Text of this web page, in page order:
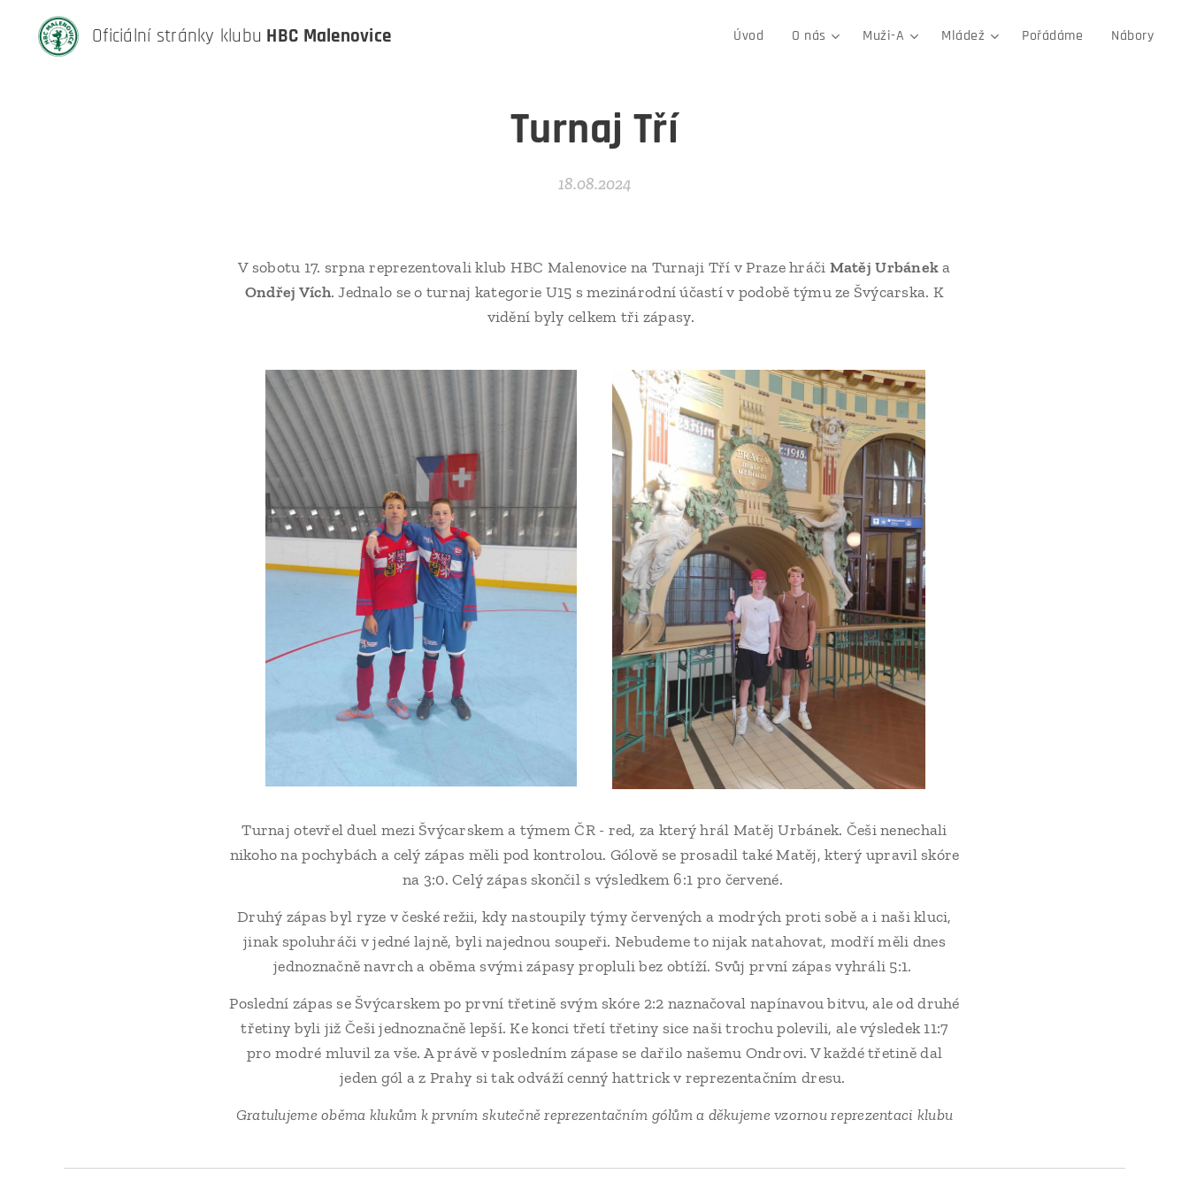
Oficiální stránky klubu HBC Malenovice Úvod O nás Muži-A Mládež Pořádáme Nábory
Turnaj Tří
18.08.2024
V sobotu 17. srpna reprezentovali klub HBC Malenovice na Turnaji Tří v Praze hráči Matěj Urbáneka
Ondřej Vích. Jednalo se o turnaj kategorie U15 s mezinárodní účastí v podobě týmu ze Švýcarska. K
vidění byly celkem tři zápasy.
Turnaj otevřel duel mezi Švýcarskem a týmem ČR - red, za který hrál Matěj Urbánek. Češi nenechali
nikoho na pochybách a celý zápas měli pod kontrolou. Gólově se prosadil také Matěj, který upravil skóre
na 3:0. Celý zápas skončil s výsledkem 6:1 pro červené.
Druhý zápas byl ryze v české režii, kdy nastoupily týmy červených a modrých proti sobě a i naši kluci,
jinak spoluhráči v jedné lajně, byli najednou soupeři. Nebudeme to nijak natahovat, modří měli dnes
jednoznačně navrch a oběma svými zápasy propluli bez obtíží. Svůj první zápas vyhráli 5:1.
Poslední zápas se Švýcarskem po první třetině svým skóre 2:2 naznačoval napínavou bitvu, ale od druhé
třetiny byli již Češi jednoznačně lepší. Ke konci třetí třetiny sice naši trochu polevili, ale výsledek 11:7
pro modré mluvil za vše. A právě v posledním zápase se dařilo našemu Ondrovi. V každé třetině dal
jeden gól a z Prahy si tak odváží cenný hattrick v reprezentačním dresu.
Gratulujeme oběma klukům k prvním skutečně reprezentačním gólům a děkujeme vzornou reprezentaci klubu